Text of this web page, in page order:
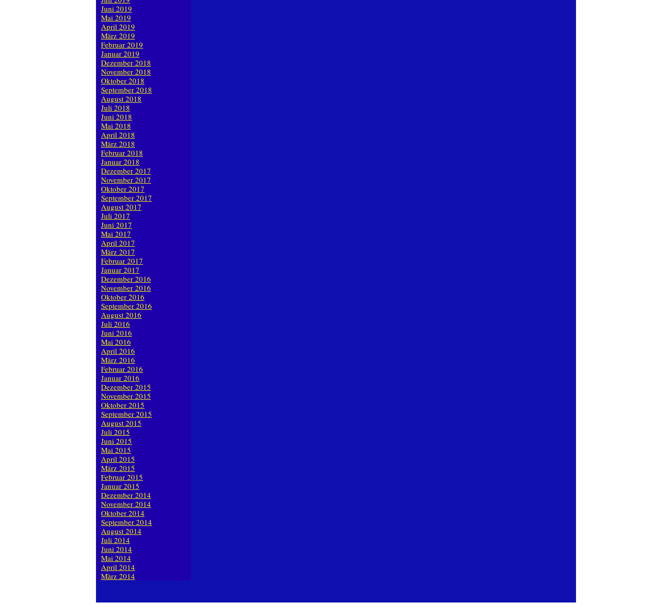
Juni 2019
Mai 2019
April 2019
März 2019
Februar 2019
Januar 2019
Dezember 2018
November 2018
Oktober 2018
September 2018
August 2018
Juli 2018
Juni 2018
Mai 2018
April 2018
März 2018
Februar 2018
Januar 2018
Dezember 2017
November 2017
Oktober 2017
September 2017
August 2017
Juli 2017
Juni 2017
Mai 2017
April 2017
März 2017
Februar 2017
Januar 2017
Dezember 2016
November 2016
Oktober 2016
September 2016
August 2016
Juli 2016
Juni 2016
Mai 2016
April 2016
März 2016
Februar 2016
Januar 2016
Dezember 2015
November 2015
Oktober 2015
September 2015
August 2015
Juli 2015
Juni 2015
Mai 2015
April 2015
März 2015
Februar 2015
Januar 2015
Dezember 2014
November 2014
Oktober 2014
September 2014
August 2014
Juli 2014
Juni 2014
Mai 2014
April 2014
März 2014